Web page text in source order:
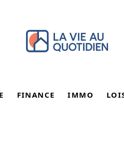
FINANCE IMMO